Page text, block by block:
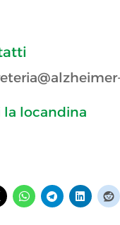
la locandina